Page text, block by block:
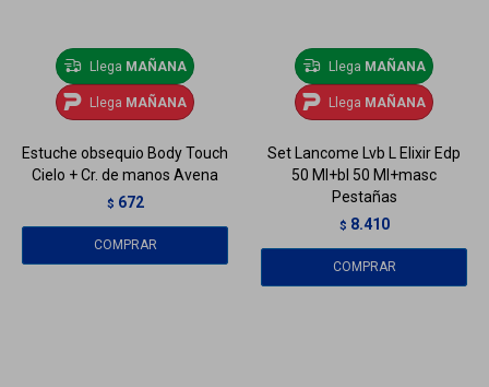
Llega MAÑANA
Llega MAÑANA
Estuche obsequio Body Touch
Cielo + Cr. de manos Avena
$ 672
Llega MAÑANA
Llega MAÑANA
Set Lancome Lvb L Elixir Edp
50 Ml+bl 50 Ml+masc
Pestañas
$ 8.410